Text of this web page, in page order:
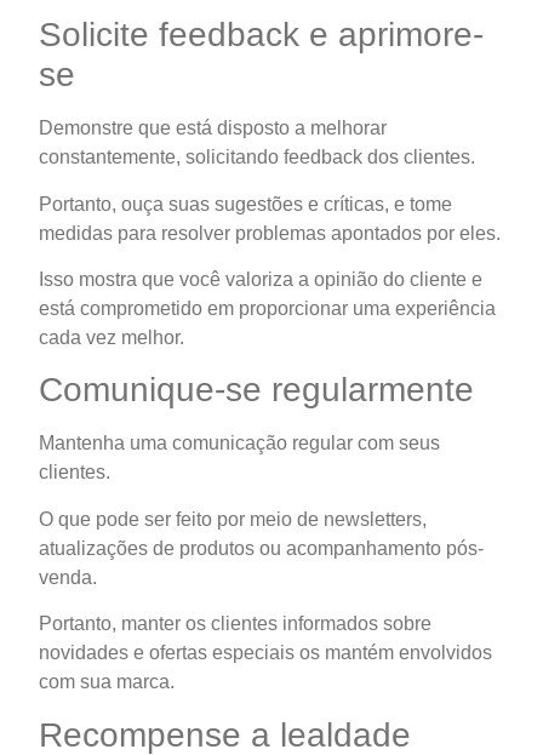
Solicite feedback e aprimore-
se
Demonstre que está disposto a melhorar
constantemente, solicitando feedback dos clientes.
Portanto, ouça suas sugestões e críticas, e tome
medidas para resolver problemas apontados por eles.
Isso mostra que você valoriza a opinião do cliente e
está comprometido em proporcionar uma experiência
cada vez melhor.
Comunique-se regularmente
Mantenha uma comunicação regular com seus
clientes.
O que pode ser feito por meio de newsletters,
atualizações de produtos ou acompanhamento pós-
venda.
Portanto, manter os clientes informados sobre
novidades e ofertas especiais os mantém envolvidos
com sua marca.
Recompense a lealdade